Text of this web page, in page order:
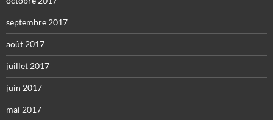
septembre 2017
août 2017
juillet 2017
juin 2017
mai 2017